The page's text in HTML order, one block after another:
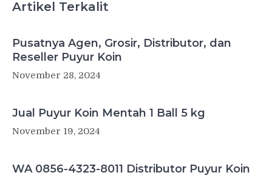
Artikel Terkalit
Pusatnya Agen, Grosir, Distributor, dan
Reseller Puyur Koin
November 28, 2024
Jual Puyur Koin Mentah 1 Ball 5 kg
November 19, 2024
WA 0856-4323-8011 Distributor Puyur Koin